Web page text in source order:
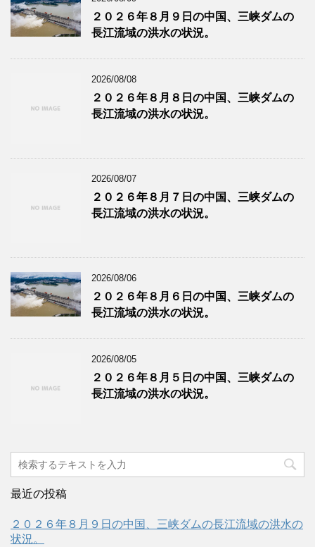
２０２６年８月９日の中国、三峡ダムの
長江流域の洪水の状況。
2026/08/08
２０２６年８月８日の中国、三峡ダムの
長江流域の洪水の状況。
2026/08/07
２０２６年８月７日の中国、三峡ダムの
長江流域の洪水の状況。
2026/08/06
２０２６年８月６日の中国、三峡ダムの
長江流域の洪水の状況。
2026/08/05
２０２６年８月５日の中国、三峡ダムの
長江流域の洪水の状況。
最近の投稿
２０２６年８月９日の中国、三峡ダムの長江流域の洪水の
状況。